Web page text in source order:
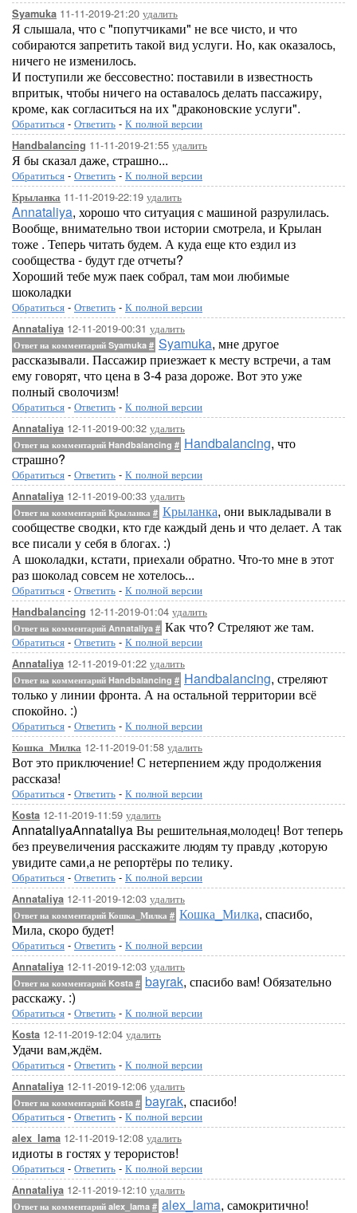
Syamuka 11-11-2019-21:20 удалить
Я слышала, что с "попутчиками" не все чисто, и что
собираются запретить такой вид услуги. Но, как оказалось,
ничего не изменилось.
И поступили же бессовестно: поставили в известность
впритык, чтобы ничего на оставалось делать пассажиру,
кроме, как согласиться на их "драконовские услуги".
Обратиться - Ответить - К полной версии
Handbalancing 11-11-2019-21:55 удалить
Я бы сказал даже, страшно...
Обратиться - Ответить - К полной версии
Крыланка 11-11-2019-22:19 удалить
Annataliya, хорошо что ситуация с машиной разрулилась.
Вообще, внимательно твои истории смотрела, и Крылан
тоже . Теперь читать будем. А куда еще кто ездил из
сообщества - будут где отчеты?
Хороший тебе муж паек собрал, там мои любимые
шоколадки
Обратиться - Ответить - К полной версии
Annataliya 12-11-2019-00:31 удалить
Ответ на комментарий Syamuka # Syamuka, мне другое
рассказывали. Пассажир приезжает к месту встречи, а там
ему говорят, что цена в 3-4 раза дороже. Вот это уже
полный сволочизм!
Обратиться - Ответить - К полной версии
Annataliya 12-11-2019-00:32 удалить
Ответ на комментарий Handbalancing # Handbalancing, что
страшно?
Обратиться - Ответить - К полной версии
Annataliya 12-11-2019-00:33 удалить
Ответ на комментарий Крыланка # Крыланка, они выкладывали в
сообществе сводки, кто где каждый день и что делает. А так
все писали у себя в блогах. :)
А шоколадки, кстати, приехали обратно. Что-то мне в этот
раз шоколад совсем не хотелось...
Обратиться - Ответить - К полной версии
Handbalancing 12-11-2019-01:04 удалить
Ответ на комментарий Annataliya # Как что? Стреляют же там.
Обратиться - Ответить - К полной версии
Annataliya 12-11-2019-01:22 удалить
Ответ на комментарий Handbalancing # Handbalancing, стреляют
только у линии фронта. А на остальной территории всё
спокойно. :)
Обратиться - Ответить - К полной версии
Кошка_Милка 12-11-2019-01:58 удалить
Вот это приключение! С нетерпением жду продолжения
рассказа!
Обратиться - Ответить - К полной версии
Kosta 12-11-2019-11:59 удалить
AnnataliyaAnnataliya Вы решительная,молодец! Вот теперь
без преувеличения расскажите людям ту правду ,которую
увидите сами,а не репортёры по телику.
Обратиться - Ответить - К полной версии
Annataliya 12-11-2019-12:03 удалить
Ответ на комментарий Кошка_Милка # Кошка_Милка, спасибо,
Мила, скоро будет!
Обратиться - Ответить - К полной версии
Annataliya 12-11-2019-12:03 удалить
Ответ на комментарий Kosta # bayrak, спасибо вам! Обязательно
расскажу. :)
Обратиться - Ответить - К полной версии
Kosta 12-11-2019-12:04 удалить
Удачи вам,ждём.
Обратиться - Ответить - К полной версии
Annataliya 12-11-2019-12:06 удалить
Ответ на комментарий Kosta # bayrak, спасибо!
Обратиться - Ответить - К полной версии
alex_lama 12-11-2019-12:08 удалить
идиоты в гостях у терористов!
Обратиться - Ответить - К полной версии
Annataliya 12-11-2019-12:10 удалить
Ответ на комментарий alex_lama # alex_lama, самокритично!